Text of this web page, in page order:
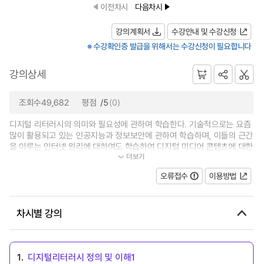
이전차시 다음차시
강의계획서
수강안내 및 수강신청
※ 수강확인증 발급을 위해서는 수강신청이 필요합니다
강의상세
조회수49,682 평점 /5(0)
디지털 리터러시의 의미와 필요성에 관하여 학습한다. 기술적으로는 요즘
많이 활용되고 있는 인공지능과 정보보안에 관하여 학습하며, 이들의 근간
을 이루는 인터넷 원리에 대하여도 학습하여 디지털 미디어 콘텐츠에 대한
이해와 활용 능력을 키우며, 이러... 더보기
오류접수 이용방법
차시별 강의
1. 디지털리터러시 정의 및 이해1